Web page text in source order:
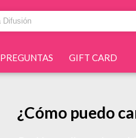
PREGUNTAS GIFT CARD
¿Cómo puedo